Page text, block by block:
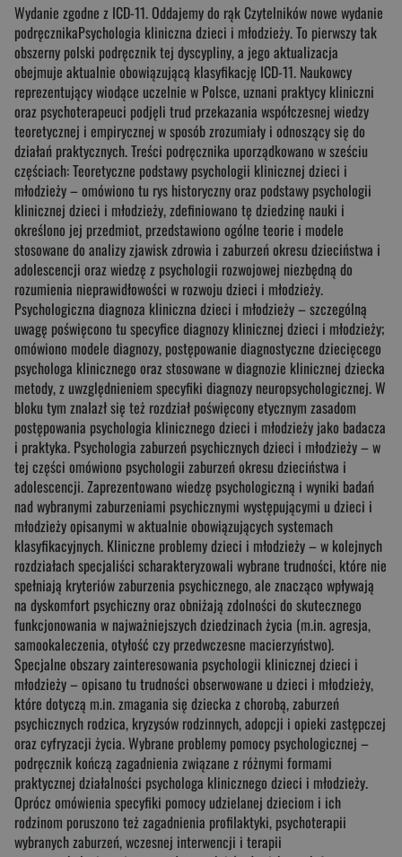
Wydanie zgodne z ICD-11. Oddajemy do rąk Czytelników nowe wydanie
podręcznikaPsychologia kliniczna dzieci i młodzieży. To pierwszy tak
obszerny polski podręcznik tej dyscypliny, a jego aktualizacja
obejmuje aktualnie obowiązującą klasyfikację ICD-11. Naukowcy
reprezentujący wiodące uczelnie w Polsce, uznani praktycy kliniczni
oraz psychoterapeuci podjęli trud przekazania współczesnej wiedzy
teoretycznej i empirycznej w sposób zrozumiały i odnoszący się do
działań praktycznych. Treści podręcznika uporządkowano w sześciu
częściach: Teoretyczne podstawy psychologii klinicznej dzieci i
młodzieży – omówiono tu rys historyczny oraz podstawy psychologii
klinicznej dzieci i młodzieży, zdefiniowano tę dziedzinę nauki i
określono jej przedmiot, przedstawiono ogólne teorie i modele
stosowane do analizy zjawisk zdrowia i zaburzeń okresu dzieciństwa i
adolescencji oraz wiedzę z psychologii rozwojowej niezbędną do
rozumienia nieprawidłowości w rozwoju dzieci i młodzieży.
Psychologiczna diagnoza kliniczna dzieci i młodzieży – szczególną
uwagę poświęcono tu specyfice diagnozy klinicznej dzieci i młodzieży;
omówiono modele diagnozy, postępowanie diagnostyczne dziecięcego
psychologa klinicznego oraz stosowane w diagnozie klinicznej dziecka
metody, z uwzględnieniem specyfiki diagnozy neuropsychologicznej. W
bloku tym znalazł się też rozdział poświęcony etycznym zasadom
postępowania psychologia klinicznego dzieci i młodzieży jako badacza
i praktyka. Psychologia zaburzeń psychicznych dzieci i młodzieży – w
tej części omówiono psychologii zaburzeń okresu dzieciństwa i
adolescencji. Zaprezentowano wiedzę psychologiczną i wyniki badań
nad wybranymi zaburzeniami psychicznymi występującymi u dzieci i
młodzieży opisanymi w aktualnie obowiązujących systemach
klasyfikacyjnych. Kliniczne problemy dzieci i młodzieży – w kolejnych
rozdziałach specjaliści scharakteryzowali wybrane trudności, które nie
spełniają kryteriów zaburzenia psychicznego, ale znacząco wpływają
na dyskomfort psychiczny oraz obniżają zdolności do skutecznego
funkcjonowania w najważniejszych dziedzinach życia (m.in. agresja,
samookaleczenia, otyłość czy przedwczesne macierzyństwo).
Specjalne obszary zainteresowania psychologii klinicznej dzieci i
młodzieży – opisano tu trudności obserwowane u dzieci i młodzieży,
które dotyczą m.in. zmagania się dziecka z chorobą, zaburzeń
psychicznych rodzica, kryzysów rodzinnych, adopcji i opieki zastępczej
oraz cyfryzacji życia. Wybrane problemy pomocy psychologicznej –
podręcznik kończą zagadnienia związane z różnymi formami
praktycznej działalności psychologa klinicznego dzieci i młodzieży.
Oprócz omówienia specyfiki pomocy udzielanej dzieciom i ich
rodzinom poruszono też zagadnienia profilaktyki, psychoterapii
wybranych zaburzeń, wczesnej interwencji i terapii